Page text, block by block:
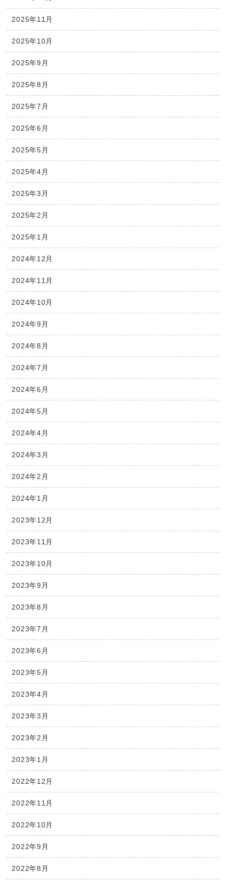
2025年11月
2025年10月
2025年9月
2025年8月
2025年7月
2025年6月
2025年5月
2025年4月
2025年3月
2025年2月
2025年1月
2024年12月
2024年11月
2024年10月
2024年9月
2024年8月
2024年7月
2024年6月
2024年5月
2024年4月
2024年3月
2024年2月
2024年1月
2023年12月
2023年11月
2023年10月
2023年9月
2023年8月
2023年7月
2023年6月
2023年5月
2023年4月
2023年3月
2023年2月
2023年1月
2022年12月
2022年11月
2022年10月
2022年9月
2022年8月